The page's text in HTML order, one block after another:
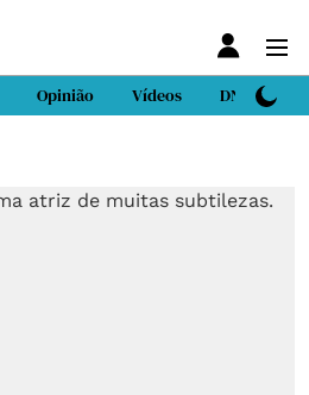
Opinião Vídeos DN Sport